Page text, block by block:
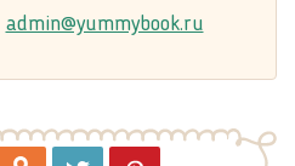
admin@yummybook.ru